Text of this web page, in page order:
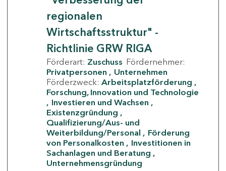
regionalen
Wirtschaftsstruktur" -
Richtlinie GRW RIGA
Förderart: Zuschuss Fördernehmer:
Privatpersonen
Unternehmen
Förderzweck: Arbeitsplatzförderung
Forschung, Innovation und Technologie
Investieren und Wachsen
Existenzgründung
Qualifizierung/Aus- und
Weiterbildung/Personal
Förderung
von Personalkosten
Investitionen in
Sachanlagen und Beratung
Unternehmensgründung